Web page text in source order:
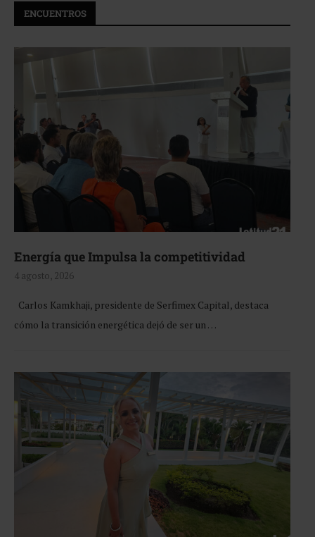
ENCUENTROS
Energía que Impulsa la competitividad
4 agosto, 2026
Carlos Kamkhaji, presidente de Serfimex Capital, destaca
cómo la transición energética dejó de ser un …